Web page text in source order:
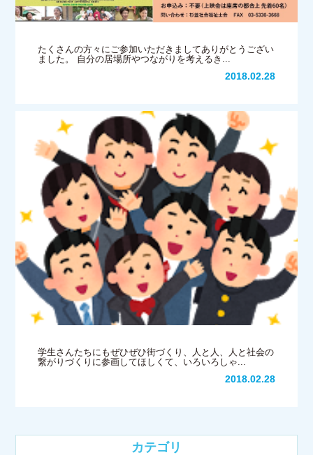
たくさんの方々にご参加いただきましてありがとうござい
ました。 自分の居場所やつながりを考えるき...
2018.02.28
学生さんたちにもぜひぜひ街づくり、人と人、人と社会の
繋がりづくりに参画してほしくて、いろいろしゃ...
2018.02.28
カテゴリ